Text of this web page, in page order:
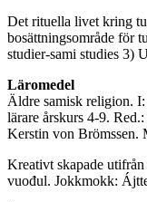
Det rituella livet kring
bosättningsområde för
studier-sami studies 3)
Läromedel
Äldre samisk religion.
lärare årskurs 4-9.
Kerstin von Brömssen.
Kreativt skapade
vuođul. Jokkmokk: